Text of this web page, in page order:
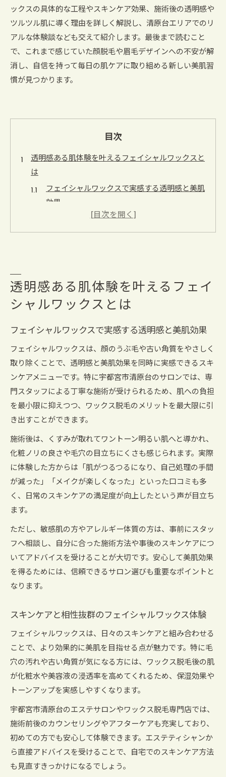
ックスの具体的な工程やスキンケア効果、施術後の透明感や
ツルツル肌に導く理由を詳しく解説し、清原台エリアでのリ
アルな体験談なども交えて紹介します。最後まで読むこと
で、これまで感じていた顔脱毛や眉毛デザインへの不安が解
消し、自信を持って毎日の肌ケアに取り組める新しい美肌習
慣が見つかります。
目次
透明感ある肌体験を叶えるフェイシャルワックスと
は
フェイシャルワックスで実感する透明感と美肌
効果
スキンケアと相性抜群のフェイシャルワックス
体験
フェイシャルワックスが叶える明るい肌トーン
アップ
初めてでも安心できるフェイシャルワックスの
流れ
ワックス脱毛で長持ちするスキンケアのポイン
フェイシャルワックス後に感じる持続的な美肌
効果
肌への負担を抑えたワックス脱毛とスキンケア
日常のスキンケアと相乗効果を生むワックス脱
毛
フェイシャルワックスで毛穴汚れをしっかりオ
フ
フェイシャルワックスで叶える産毛ケアの新常
産毛とスキンケアの関係を深掘り解説
フェイシャルワックスで透明感ある肌へ導く方
る理由
フェイシャルワックス後のスキンケアアドバイ
ス
毛穴の悩みにワックス脱毛が有効な理由
毛穴の悩みを解消するフェイシャルワックスの
秘密
フェイシャルワックスで毛穴洗浄効果を実感
スキンケアの一環としてのワックス脱毛活用法
毛穴ケアで人気のフェイシャルワックス体験談
透明感ある肌体験を叶えるフェイ
シャルワックスとは
フェイシャルワックスで実感する透明感と美肌効果
フェイシャルワックスは、顔のうぶ毛や古い角質をやさしく
取り除くことで、透明感と美肌効果を同時に実感できるスキ
ンケアメニューです。特に宇都宮市清原台のサロンでは、専
門スタッフによる丁寧な施術が受けられるため、肌への負担
を最小限に抑えつつ、ワックス脱毛のメリットを最大限に引
き出すことができます。
施術後は、くすみが取れてワントーン明るい肌へと導かれ、
化粧ノリの良さや毛穴の目立ちにくさも感じられます。実際
に体験した方からは「肌がつるつるになり、自己処理の手間
が減った」「メイクが楽しくなった」といった口コミも多
く、日常のスキンケアの満足度が向上したという声が目立ち
ます。
ただし、敏感肌の方やアレルギー体質の方は、事前にスタッ
フへ相談し、自分に合った施術方法や事後のスキンケアにつ
いてアドバイスを受けることが大切です。安心して美肌効果
を得るためには、信頼できるサロン選びも重要なポイントと
なります。
スキンケアと相性抜群のフェイシャルワックス体験
フェイシャルワックスは、日々のスキンケアと組み合わせる
ことで、より効果的に美肌を目指せる点が魅力です。特に毛
穴の汚れや古い角質が気になる方には、ワックス脱毛後の肌
が化粧水や美容液の浸透率を高めてくれるため、保湿効果や
トーンアップを実感しやすくなります。
宇都宮市清原台のエステサロンやワックス脱毛専門店では、
施術前後のカウンセリングやアフターケアも充実しており、
初めての方でも安心して体験できます。エステティシャンか
ら直接アドバイスを受けることで、自宅でのスキンケア方法
も見直すきっかけになるでしょう。